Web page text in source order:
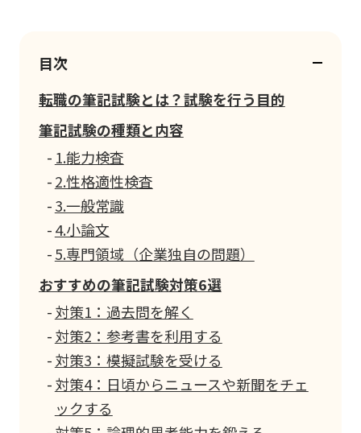
目次
転職の筆記試験とは？試験を行う目的
筆記試験の種類と内容
1.能力検査
2.性格適性検査
3.一般常識
4.小論文
5.専門領域（企業独自の問題）
おすすめの筆記試験対策6選
対策1：過去問を解く
対策2：参考書を利用する
対策3：模擬試験を受ける
対策4：日頃からニュースや新聞をチェ
ックする